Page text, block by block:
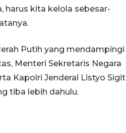
harus kita kelola sebesar-
Putih yang mendampingi
Menteri Sekretaris Negara
Kapolri Jenderal Listyo Sigit
tiba lebih dahulu.